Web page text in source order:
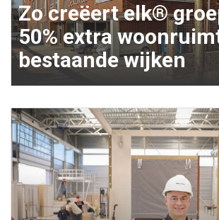
Zo creëert elk®
50% extra
bestaande wijken